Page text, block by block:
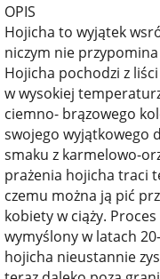
OPIS
Hojicha to wyjątek
niczym nie
Hojicha pochodzi z
w wysokiej
ciemno- brązowego
swojego wyjątkowego
smaku z karmelowo-
prażenia hojicha traci
czemu można ją pić
kobiety w ciąży.
wymyślony w latach
hojicha nieustannie